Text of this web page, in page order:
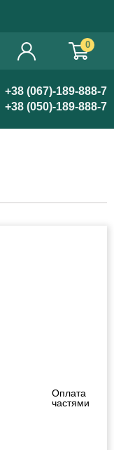
0
+38 (067)-189-888-7
+38 (050)-189-888-7
Оплата
частями